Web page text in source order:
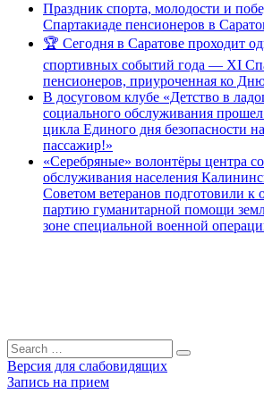
Праздник спорта, молодости и
Спартакиаде пенсионеров в
🏆 Сегодня в Саратове проходит
спортивных событий года — XI
пенсионеров, приуроченная ко
В досуговом клубе «Детство в
социального обслуживания
цикла Единого дня безопасности
пассажир!»
«Серебряные» волонтёры центра
обслуживания населения
Советом ветеранов подготовили к
партию гуманитарной помощи
зоне специальной военной
Search
for:
Search
Версия для слабовидящих
Запись на прием